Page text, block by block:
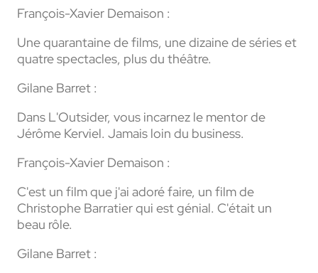
François-Xavier Demaison :
Une quarantaine de films, une dizaine de séries et
quatre spectacles, plus du théâtre.
Gilane Barret :
Dans L'Outsider, vous incarnez le mentor de
Jérôme Kerviel. Jamais loin du business.
François-Xavier Demaison :
C'est un film que j'ai adoré faire, un film de
Christophe Barratier qui est génial. C'était un
beau rôle.
Gilane Barret :